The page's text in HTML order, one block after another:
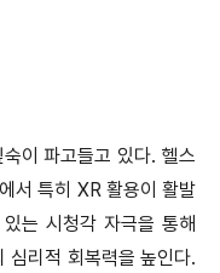
이 파고들고 있다. 헬스
서 특히 XR 활용이 활발
있는 시청각 자극을 통해
심리적 회복력을 높인다.